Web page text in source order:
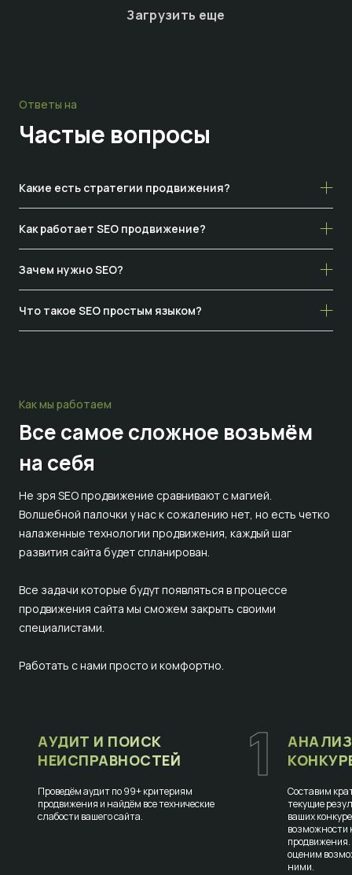
Загрузить еще
Ответы на
Частые вопросы
Какие есть стратегии продвижения?
Как работает SEO продвижение?
Зачем нужно SEO?
Что такое SEO простым языком?
Как мы работаем
Все самое сложное возьмём
на себя
Не зря SEO продвижение сравнивают с магией.
Волшебной палочки у нас к сожалению нет, но есть четко
налаженные технологии продвижения, каждый шаг
развития сайта будет спланирован.
Все задачи которые будут появляться в процессе
продвижения сайта мы сможем закрыть своими
специалистами.
Работать с нами просто и комфортно.
1
АУДИТ И ПОИСК
НЕИСПРАВНОСТЕЙ
Проведём аудит по 99+ критериям
продвижения и найдём все технические
слабости вашего сайта.
Составим
текущие
ваших
возможности
оценим
ними.